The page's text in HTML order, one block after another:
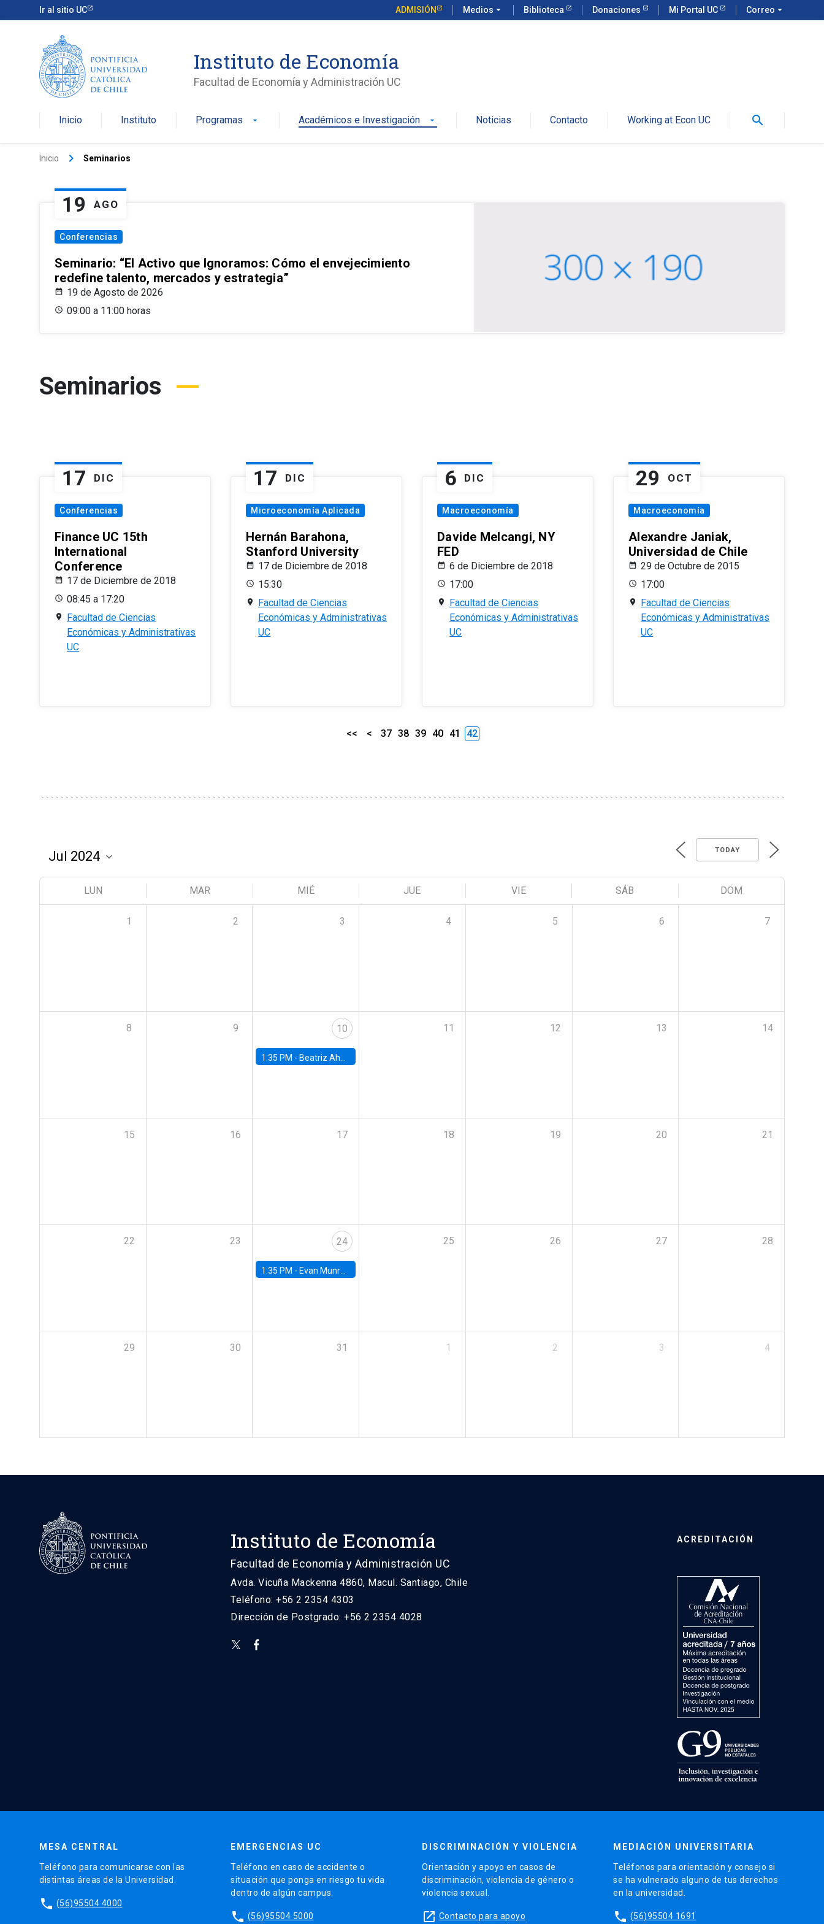
Ir al sitio UC ADMISIÓN Medios arrow_drop_down Biblioteca Donaciones Mi Portal UC Correo arrow_drop_down
Instituto de Economía
Facultad de Economía y Administración UC
Inicio Instituto Programas arrow_drop_down Académicos e Investigación arrow_drop_down Noticias Contacto Working at Econ UC search
Inicio keyboard_arrow_right Seminarios
19 AGO
Conferencias
Seminario: “El Activo que Ignoramos: Cómo el envejecimiento
redefine talento, mercados y estrategia”
19 de Agosto de 2026
09:00 a 11:00 horas
Seminarios
17 DIC
Conferencias
Finance UC 15th
International
Conference
17 de Diciembre de 2018
08:45 a 17:20
Facultad de Ciencias
Económicas y Administrativas
UC
17 DIC
Microeconomía Aplicada
Hernán Barahona,
Stanford University
17 de Diciembre de 2018
15:30
Facultad de Ciencias
Económicas y Administrativas
UC
6 DIC
Macroeconomía
Davide Melcangi, NY
FED
6 de Diciembre de 2018
17:00
Facultad de Ciencias
Económicas y Administrativas
UC
29 OCT
Macroeconomía
Alexandre Janiak,
Universidad de Chile
29 de Octubre de 2015
17:00
Facultad de Ciencias
Económicas y Administrativas
UC
<< < 37 38 39 40 41 42
TODAY
LUN MAR MIÉ JUE VIE SÁB DOM
1 2 3 4 5 6 7
8 9 10
1:35 PM - Beatriz Ahumada, PhD candidate, Universidad de Pittsburgh
11 12 13 14
15 16 17 18 19 20 21
22 23 24
1:35 PM - Evan Munro, Neyman Visiting Assistant Professor in the Department of Statistics at UC Berkeley
25 26 27 28
29 30 31 1 2 3 4
Instituto de Economía
Facultad de Economía y Administración UC
Avda. Vicuña Mackenna 4860, Macul. Santiago, Chile
Teléfono: +56 2 2354 4303
Dirección de Postgrado: +56 2 2354 4028
ACREDITACIÓN
MESA CENTRAL
Teléfono para comunicarse con las
distintas áreas de la Universidad.
phone (56)95504 4000
EMERGENCIAS UC
Teléfono en caso de accidente o
situación que ponga en riesgo tu vida
dentro de algún campus.
phone (56)95504 5000
DISCRIMINACIÓN Y VIOLENCIA
Orientación y apoyo en casos de
discriminación, violencia de género o
violencia sexual.
launch Contacto para apoyo
MEDIACIÓN UNIVERSITARIA
Teléfonos para orientación y consejo si
se ha vulnerado alguno de tus derechos
en la universidad.
phone (56)95504 1691